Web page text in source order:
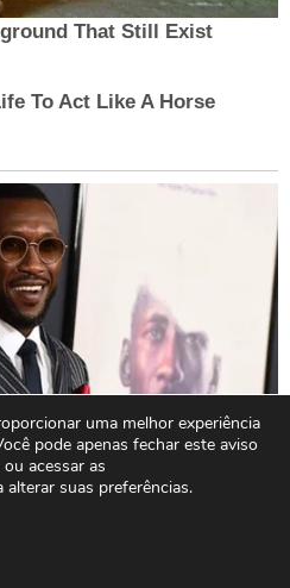
uma melhor experiência
pode apenas fechar este aviso
acessar as
alterar suas preferências.